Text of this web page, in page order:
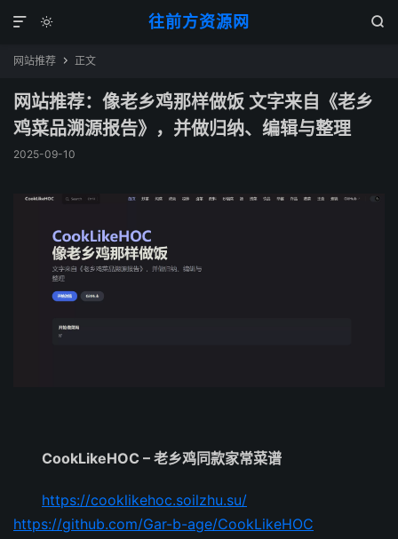
往前方资源网
 

网站推荐  正文
网站推荐：像老乡鸡那样做饭 文字来自《老乡
鸡菜品溯源报告》，并做归纳、编辑与整理
2025-09-10
CookLikeHOC – 老乡鸡同款家常菜谱
https://cooklikehoc.soilzhu.su/
https://github.com/Gar-b-age/CookLikeHOC